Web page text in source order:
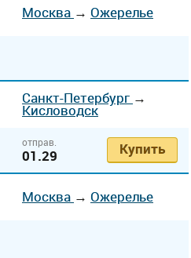
Москва → Ожерелье
Санкт-Петербург →
Кисловодск
отправ.
01.29 Купить
Москва → Ожерелье